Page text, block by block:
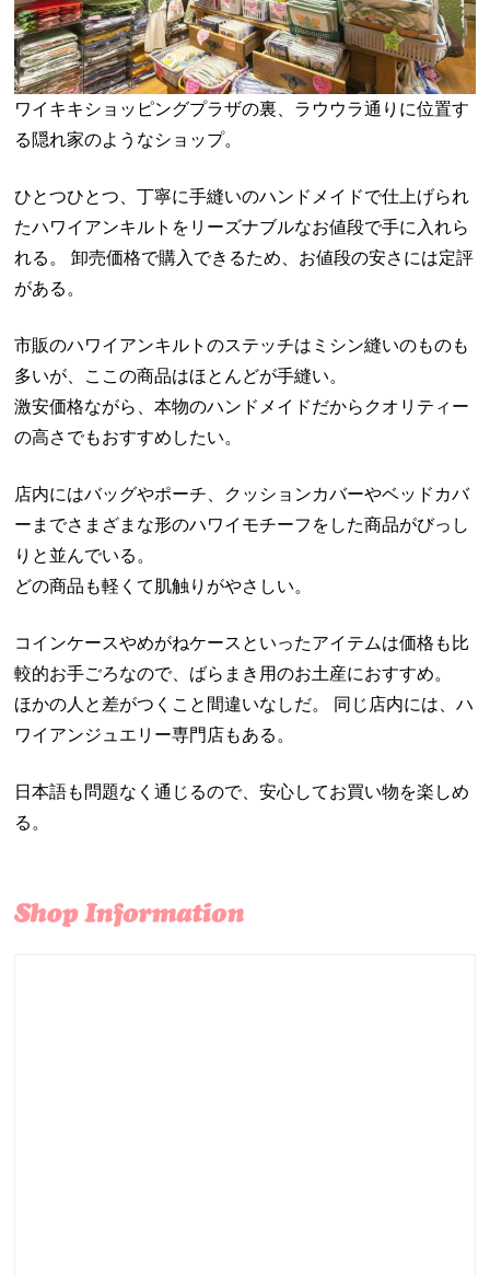
ワイキキショッピングプラザの裏、ラウウラ通りに位置す
る隠れ家のようなショップ。
ひとつひとつ、丁寧に手縫いのハンドメイドで仕上げられ
たハワイアンキルトをリーズナブルなお値段で手に入れら
れる。 卸売価格で購入できるため、お値段の安さには定評
がある。
市販のハワイアンキルトのステッチはミシン縫いのものも
多いが、ここの商品はほとんどが手縫い。
激安価格ながら、本物のハンドメイドだからクオリティー
の高さでもおすすめしたい。
店内にはバッグやポーチ、クッションカバーやベッドカバ
ーまでさまざまな形のハワイモチーフをした商品がびっし
りと並んでいる。
どの商品も軽くて肌触りがやさしい。
コインケースやめがねケースといったアイテムは価格も比
較的お手ごろなので、ばらまき用のお土産におすすめ。
ほかの人と差がつくこと間違いなしだ。 同じ店内には、ハ
ワイアンジュエリー専門店もある。
日本語も問題なく通じるので、安心してお買い物を楽しめ
る。